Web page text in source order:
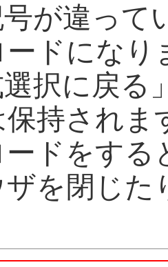
が違って
ドになり
択に戻る
保持されま
ドをする
を閉じた